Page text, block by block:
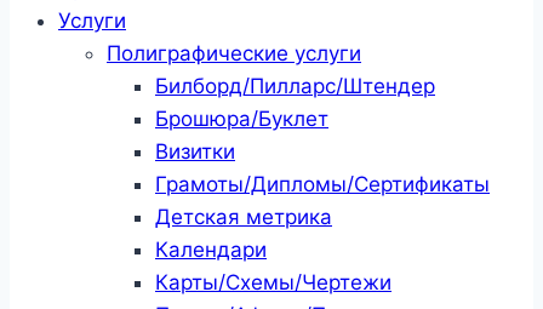
Услуги
Полиграфические услуги
Билборд/Пилларс/Штендер
Брошюра/Буклет
Визитки
Грамоты/Дипломы/Сертификаты
Детская метрика
Календари
Карты/Схемы/Чертежи